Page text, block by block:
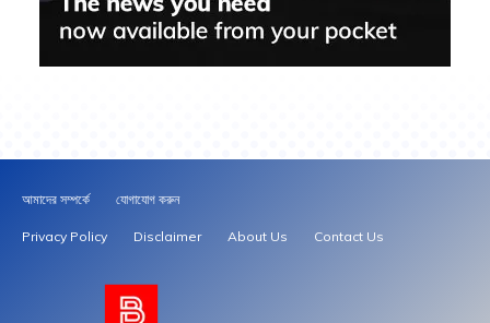
আমাদের সম্পর্কে যোগাযোগ করুন
Privacy Policy Disclaimer About Us Contact Us